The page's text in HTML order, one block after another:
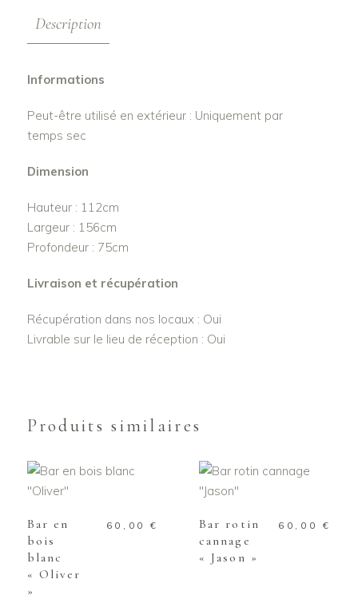
Description
Informations
Peut-être utilisé en extérieur : Uniquement par
temps sec
Dimension
Hauteur : 112cm
Largeur : 156cm
Profondeur : 75cm
Livraison et récupération
Récupération dans nos locaux : Oui
Livrable sur le lieu de réception : Oui
Produits similaires
AJOUTER AU
Bar en
bois
blanc
« Oliver
»
60,00€
AJOUTER AU
Bar rotin
cannage
« Jason »
60,00 €